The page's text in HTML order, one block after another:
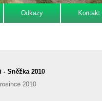
Odkazy Kontakt
Sněžka 2010
2010